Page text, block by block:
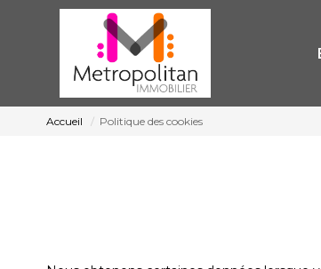
Accueil Politique des cookies